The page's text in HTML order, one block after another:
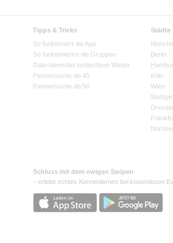
Tipps & Tricks
So funktioniert die App
So funktionieren die Gruppen
Date-Ideen bei schlechtem Wetter
Partnersuche ab 40
Partnersuche ab 50
Städte
Berlin
Köln
Wien
Schluss mit dem ewigen Swipen
– erlebe echtes Kennenlernen bei kostenlosen